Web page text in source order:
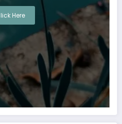
Here